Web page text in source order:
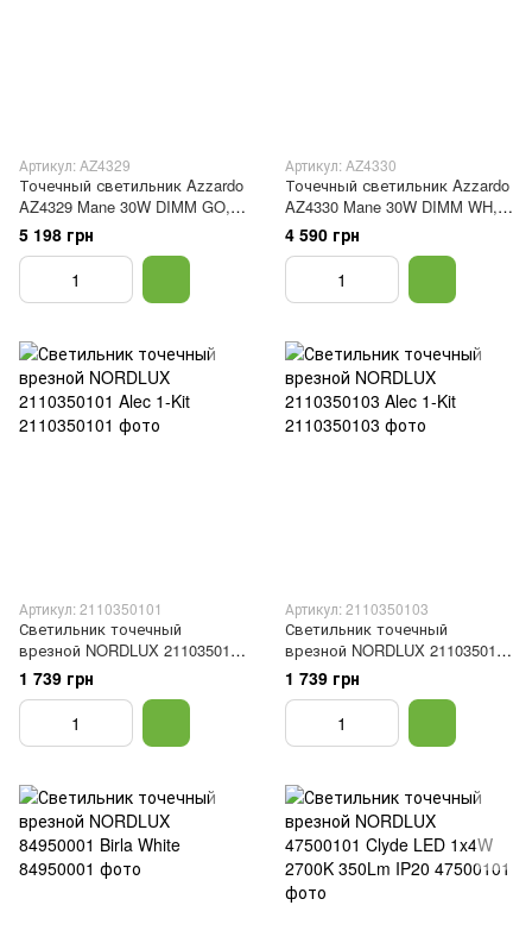
Артикул: AZ4329
Точечный светильник Azzardo
AZ4329 Mane 30W DIMM GO,
30 Вт, 2400 лм, 3000K
5 198 грн
Артикул: AZ4330
Точечный светильник Azzardo
AZ4330 Mane 30W DIMM WH,
30 Вт, 2400 лм, 3000K
4 590 грн
Артикул: 2110350101
Светильник точечный
врезной NORDLUX 2110350101
Alec 1-Kit
1 739 грн
Артикул: 2110350103
Светильник точечный
врезной NORDLUX 2110350103
Alec 1-Kit
1 739 грн